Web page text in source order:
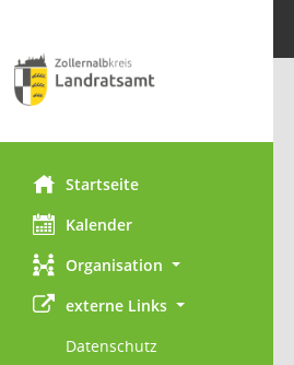
Startseite
Kalender
Organisation
externe Links
Datenschutz